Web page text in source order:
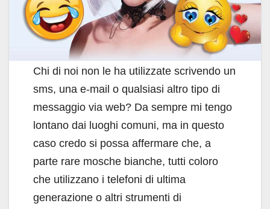
Chi di noi non le ha utilizzate scrivendo un
sms, una e-mail o qualsiasi altro tipo di
messaggio via web? Da sempre mi tengo
lontano dai luoghi comuni, ma in questo
caso credo si possa affermare che, a
parte rare mosche bianche, tutti coloro
che utilizzano i telefoni di ultima
generazione o altri strumenti di